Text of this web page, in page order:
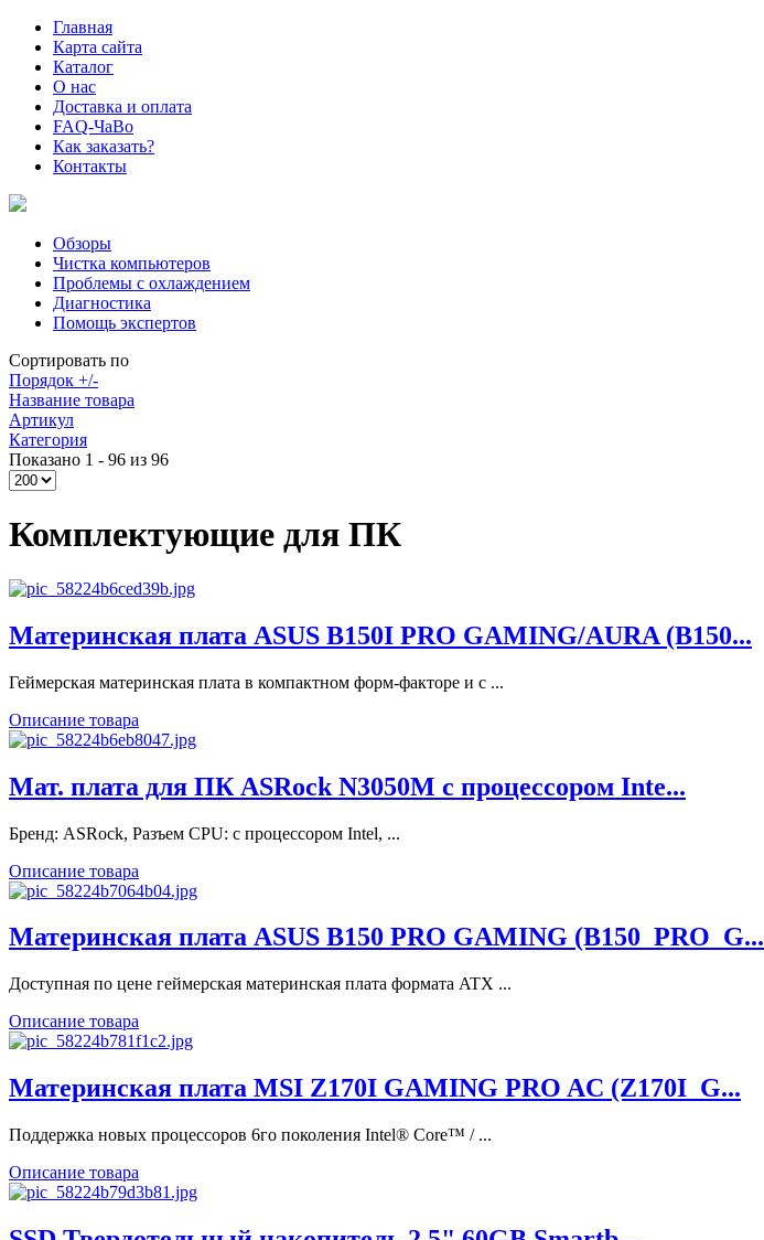
Главная
Карта сайта
Каталог
О нас
Доставка и оплата
FAQ-ЧаВо
Как заказать?
Контакты
Обзоры
Чистка компьютеров
Проблемы с охлаждением
Диагностика
Помощь экспертов
Сортировать по
Порядок +/-
Название товара
Артикул
Категория
Показано 1 - 96 из 96
Комплектующие для ПК
Материнская плата ASUS B150I PRO GAMING/AURA (B150...
Геймерская материнская плата в компактном форм-факторе и с ...
Описание товара
Мат. плата для ПК ASRock N3050M с процессором Inte...
Бренд: ASRock, Разъем CPU: с процессором Intel, ...
Описание товара
Материнская плата ASUS B150 PRO GAMING (B150_PRO_G...
Доступная по цене геймерская материнская плата формата ATX ...
Описание товара
Материнская плата MSI Z170I GAMING PRO AC (Z170I_G...
Поддержка новых процессоров 6го поколения Intel® Core™ / ...
Описание товара